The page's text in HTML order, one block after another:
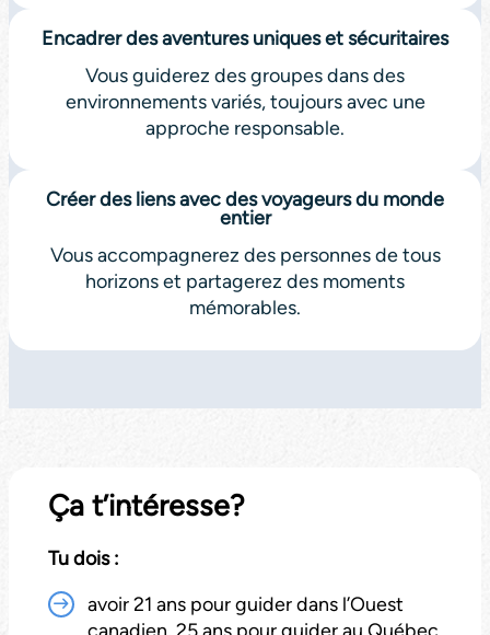
Encadrer des aventures uniques et sécuritaires
Vous guiderez des groupes dans des
environnements variés, toujours avec une
approche responsable.
Créer des liens avec des voyageurs du monde
entier
Vous accompagnerez des personnes de tous
horizons et partagerez des moments
mémorables.
Ça t’intéresse?
Tu dois :
avoir 21 ans pour guider dans l’Ouest
canadien, 25 ans pour guider au Québec